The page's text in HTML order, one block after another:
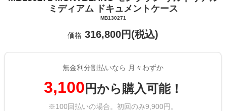
ミディアム ドキュメントケース
MB130271
価格 316,800円(税込)
無金利分割払いなら 月々わずか
3,100 円から購入可能！
※100回払いの場合。初回のみ9,900円。